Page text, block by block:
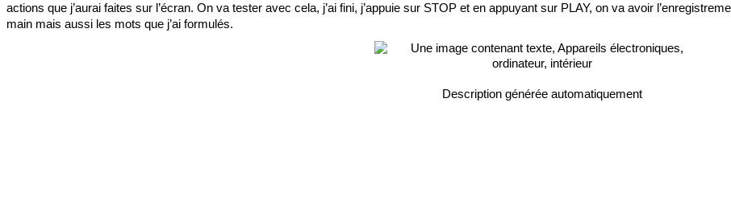
actions que j’aurai faites sur l’écran. On va tester avec cela, j’ai fini, j’appuie sur STOP et en appuyant sur PLAY, on va avoir
main mais aussi les mots que j’ai formulés.